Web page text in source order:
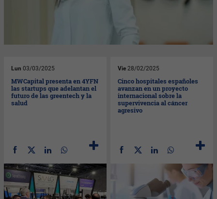
Lun 03/03/2025
MWCapital presenta en 4YFN
las startups que adelantan el
futuro de las greentech y la
salud
Vie 28/02/2025
Cinco hospitales españoles
avanzan en un proyecto
internacional sobre la
supervivencia al cáncer
agresivo